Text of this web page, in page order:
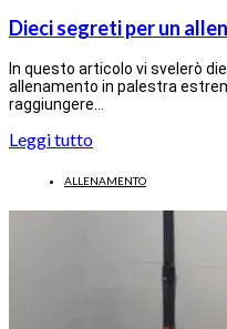
Dieci segreti per un
In questo articolo vi svelerò
allenamento in palestra
raggiungere…
Leggi tutto
ALLENAMENTO